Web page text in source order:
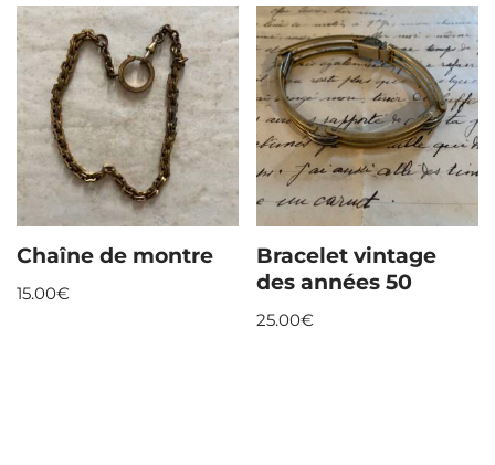
Chaîne de montre
15.00€
Bracelet vintage
des années 50
25.00€